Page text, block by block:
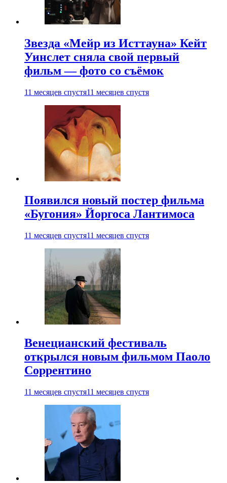
Звезда «Мейр из Исттауна» Кейт
Уинслет сняла свой первый
фильм — фото со съёмок
11 месяцев спустя11 месяцев спустя
Появился новый постер фильма
«Бугония» Йоргоса Лантимоса
11 месяцев спустя11 месяцев спустя
Венецианский фестиваль
открылся новым фильмом Паоло
Соррентино
11 месяцев спустя11 месяцев спустя